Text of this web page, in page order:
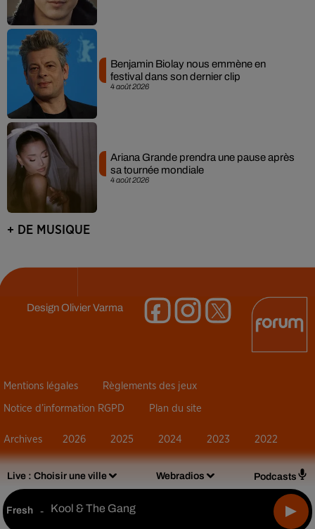
Live : Choisir une ville Webradios Podcasts
Fresh - Kool & The Gang
4 août 2026
Benjamin Biolay nous emmène en
festival dans son dernier clip
4 août 2026
Ariana Grande prendra une pause après
sa tournée mondiale
+ DE MUSIQUE
DesignOlivier Varma
Mentions légales Règlements des jeux
Notice d’information RGPD Plan du site
Archives 2026 2025 2024 2023 2022